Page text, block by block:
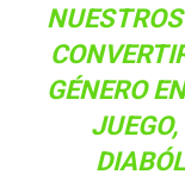
GÉNERO
JUEGO,